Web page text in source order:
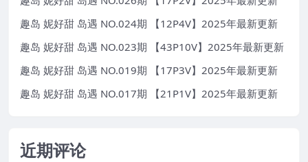
趣岛 妮好甜 岛遇 NO.024期 【12P4V】2025年最新更新
趣岛 妮好甜 岛遇 NO.023期 【43P10V】2025年最新更新
趣岛 妮好甜 岛遇 NO.019期 【17P3V】2025年最新更新
趣岛 妮好甜 岛遇 NO.017期 【21P1V】2025年最新更新
近期评论